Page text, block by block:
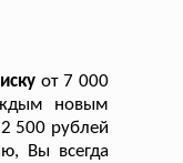
от 7 000
новым
500 рублей
Вы всегда